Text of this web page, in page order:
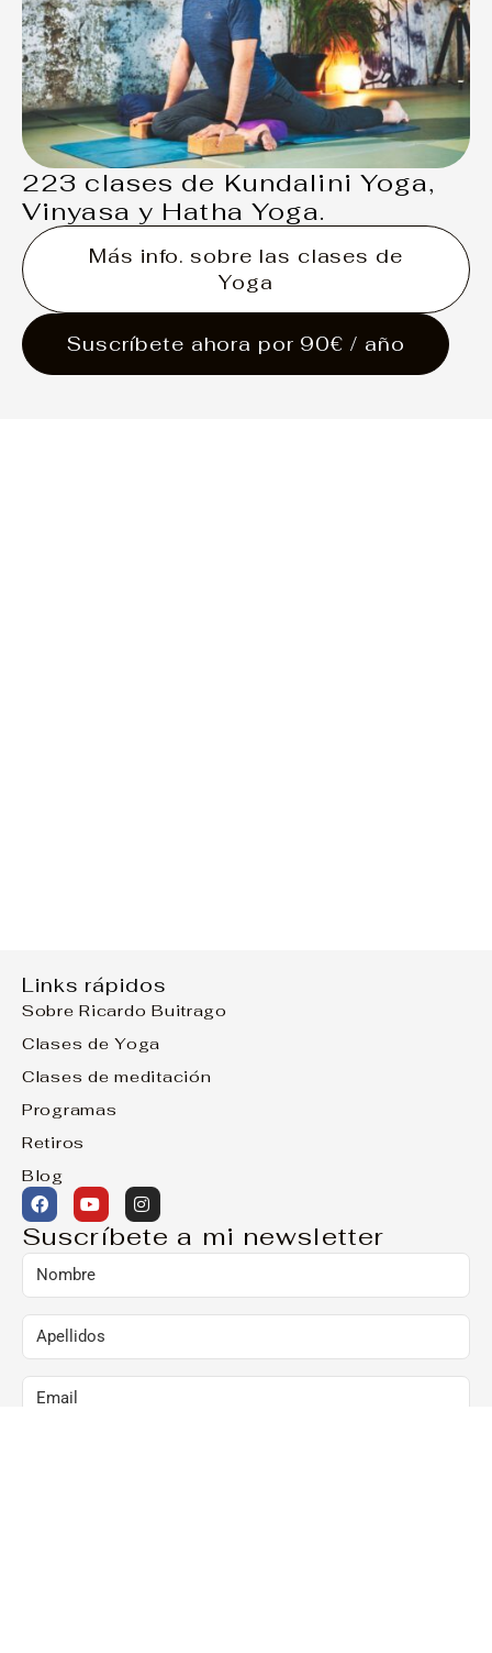
223 clases de Kundalini Yoga,
Vinyasa y Hatha Yoga.
Más info. sobre las clases de
Yoga
Suscríbete ahora por 90€ / año
Links rápidos
Sobre Ricardo Buitrago
Clases de Yoga
Clases de meditación
Programas
Retiros
Blog
Suscríbete a mi newsletter